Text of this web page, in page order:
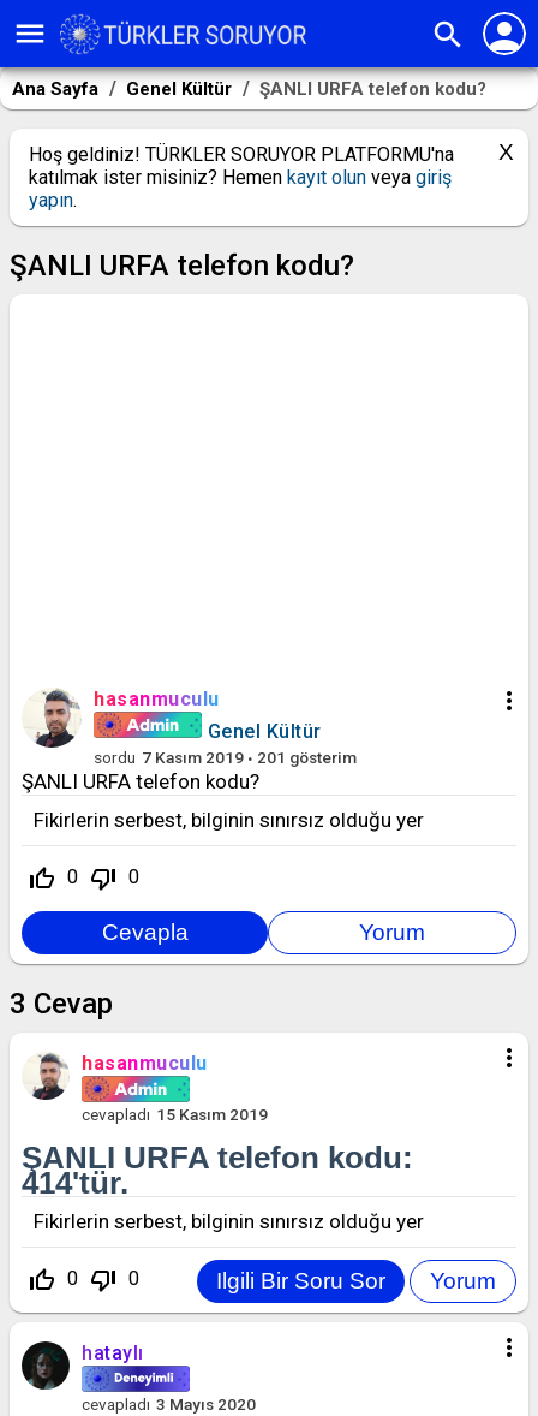
menu search person
Ana Sayfa Genel Kültür ŞANLI URFA telefon kodu?
Hoş geldiniz! TÜRKLER SORUYOR PLATFORMU'na
katılmak ister misiniz? Hemen kayıt olun veya giriş
yapın.
ŞANLI URFA telefon kodu?
more_vert
hasanmuculu
Genel Kültür
sordu 7 Kasım 2019 201 gösterim
ŞANLI URFA telefon kodu?
Fikirlerin serbest, bilginin sınırsız olduğu yer
thumb_up_off_alt 0 thumb_down_off_alt 0
3 Cevap
more_vert
hasanmuculu
cevapladı 15 Kasım 2019
ŞANLI URFA telefon kodu:
414'tür.
Fikirlerin serbest, bilginin sınırsız olduğu yer
thumb_up_off_alt 0 thumb_down_off_alt 0
more_vert
hataylı
cevapladı 3 Mayıs 2020